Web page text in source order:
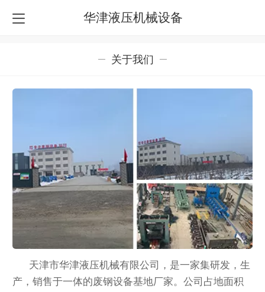
华津液压机械设备
关于我们
天津市华津液压机械有限公司，是一家集研发，生
产，销售于一体的废钢设备基地厂家。公司占地面积